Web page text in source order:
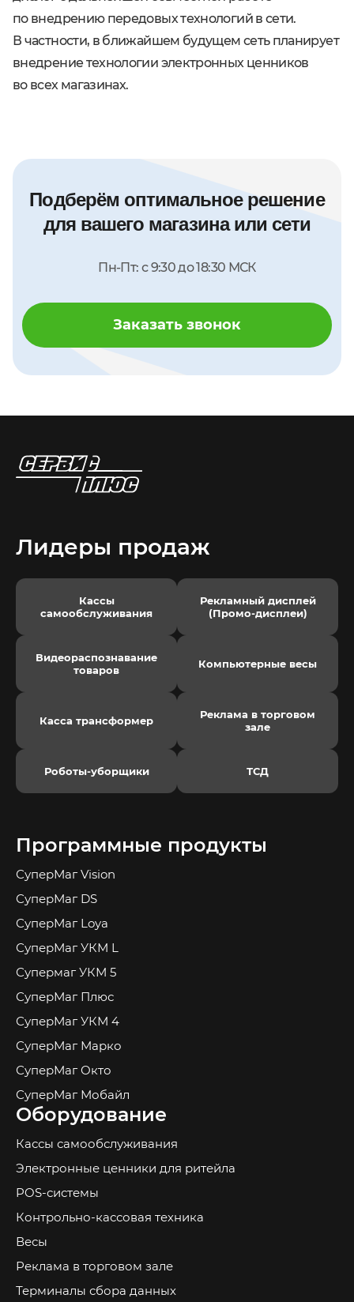
по внедрению передовых технологий в сети.
В частности, в ближайшем будущем сеть планирует
внедрение технологии электронных ценников
во всех магазинах.
Подберём оптимальное решение
для вашего магазина или сети
Пн-Пт: с 9:30 до 18:30 МСК
Заказать звонок
Лидеры продаж
Кассы
самообслуживания
Рекламный дисплей
(Промо-дисплеи)
Видеораспознавание
товаров
Компьютерные весы
Касса трансформер
Реклама в торговом
зале
Роботы-уборщики ТСД
Программные продукты
СуперМаг Vision
СуперМаг DS
СуперМаг Loya
СуперМаг УКМ L
Супермаг УКМ 5
СуперМаг Плюс
СуперМаг УКМ 4
СуперМаг Марко
СуперМаг Окто
СуперМаг Мобайл
Оборудование
Кассы самообслуживания
Электронные ценники для ритейла
POS-системы
Контрольно-кассовая техника
Весы
Реклама в торговом зале
Терминалы сбора данных